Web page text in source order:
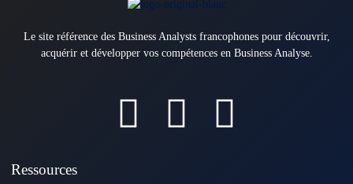
Le site référence des Business Analysts francophones pour découvrir,
acquérir et développer vos compétences en Business Analyse.
Ressources